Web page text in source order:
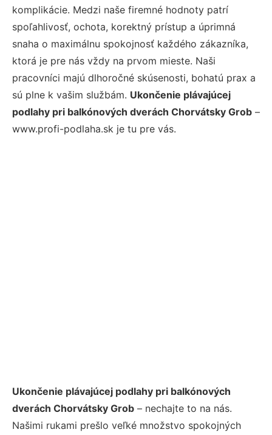
komplikácie. Medzi naše firemné hodnoty patrí
spoľahlivosť, ochota, korektný prístup a úprimná
snaha o maximálnu spokojnosť každého zákazníka,
ktorá je pre nás vždy na prvom mieste. Naši
pracovníci majú dlhoročné skúsenosti, bohatú prax a
sú plne k vašim službám. Ukončenie plávajúcej
podlahy pri balkónových dverách Chorvátsky Grob –
www.profi-podlaha.sk je tu pre vás.
Ukončenie plávajúcej podlahy pri balkónových
dverách Chorvátsky Grob – nechajte to na nás.
Našimi rukami prešlo veľké množstvo spokojných